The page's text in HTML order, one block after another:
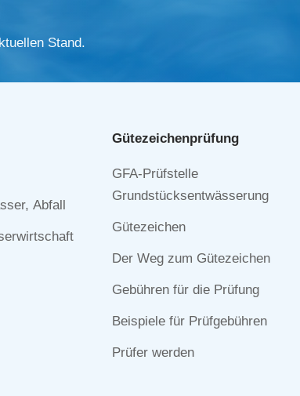
Stand.
Abfall
Gütezeichen­prüfung
Navigation
überspringen
GFA-Prüfstelle
Grundstücksentwässerung
Gütezeichen
Der Weg zum Gütezeichen
Gebühren für die Prüfung
Beispiele für Prüfgebühren
Prüfer werden